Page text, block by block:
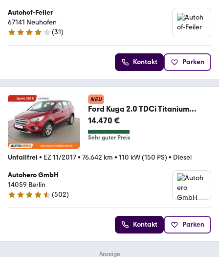
Autohof-Feiler
67141 Neuhofen
3.8 Sterne
(31)
Kontakt Parken
NEU
Ford Kuga 2.0 TDCi Titanium
Aut.*NAVI*CAM*SHZ*TEMPO*
14.470 €
Sehr guter Preis
Unfallfrei • EZ 11/2017• 76.642 km • 110 kW (150 PS) • Diesel
Autohero GmbH
14059 Berlin
4.5 Sterne
(502)
Kontakt Parken